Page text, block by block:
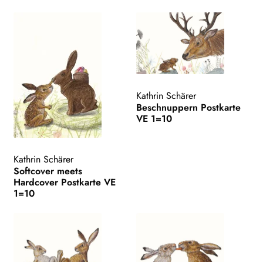
Kathrin Schärer
Softcover meets
Hardcover Postkarte VE
1=10
Kathrin Schärer
Beschnuppern Postkarte
VE 1=10